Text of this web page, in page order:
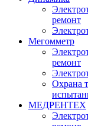
ремонт
Мегомметр
ремонт
Охрана
МЕДРЕНТЕХ